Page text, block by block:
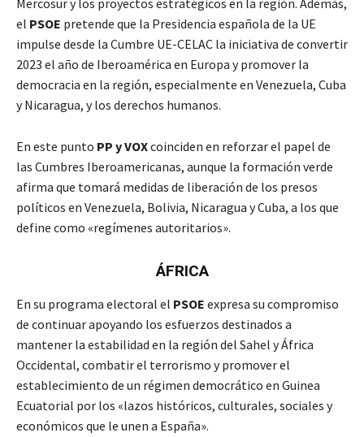
el PSOE pretende que la Presidencia española de la UE
impulse desde la Cumbre UE-CELAC la iniciativa de convertir
2023 el año de Iberoamérica en Europa y promover la
democracia en la región, especialmente en Venezuela, Cuba
y Nicaragua, y los derechos humanos.
En este punto PP y VOXcoinciden en reforzar el papel de
las Cumbres Iberoamericanas, aunque la formación verde
afirma que tomará medidas de liberación de los presos
políticos en Venezuela, Bolivia, Nicaragua y Cuba, a los que
define como «regímenes autoritarios».
ÁFRICA
En su programa electoral el PSOE expresa su compromiso
de continuar apoyando los esfuerzos destinados a
mantener la estabilidad en la región del Sahel y África
Occidental, combatir el terrorismo y promover el
establecimiento de un régimen democrático en Guinea
Ecuatorial por los «lazos históricos, culturales, sociales y
económicos que le unen a España».